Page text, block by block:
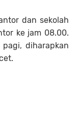
dan sekolah
ke jam 08.00.
diharapkan